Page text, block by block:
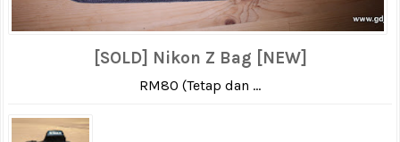
[SOLD] Nikon Z Bag [NEW]
RM80 (Tetap dan ...